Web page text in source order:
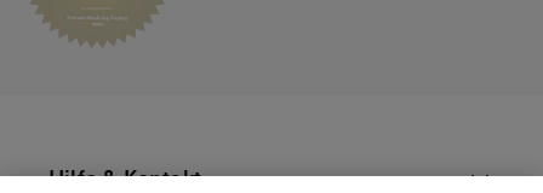
Hilfe & Kontakt